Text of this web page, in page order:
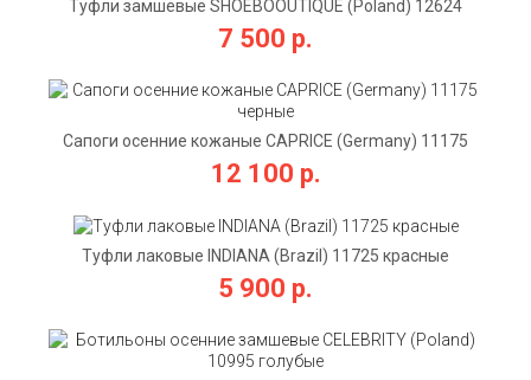
Туфли замшевые SHOEBOOUTIQUE (Poland) 12624
синие
7 500 р.
Сапоги осенние кожаные CAPRICE (Germany) 11175
черные
12 100 р.
Туфли лаковые INDIANA (Brazil) 11725 красные
5 900 р.